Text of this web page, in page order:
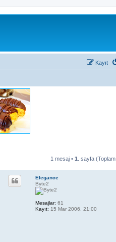
Kayıt
1 mesaj • 1 . sayfa (Toplam
Elegance
Byte2
Mesajlar: 61
Kayıt: 15 Mar 2006, 21:00